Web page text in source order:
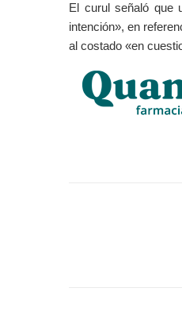
El curul señaló que
intención», en
al costado «en